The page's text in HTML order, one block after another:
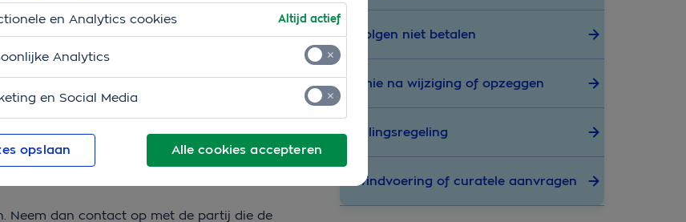
je bank eerst of je de aflossing
energie- en telecomleveranciers.
kunt betalen. Zodat we allebei geen risico
gebruiken we onze eigen klantgegevens en
dat ons hierbij helpt. Je hoort altijd of
Neem dan contact op met de partij die de
Gevolgen niet betalen
Premie na wijziging of opzeggen
Betalingsregeling
Bewindvoering of curatele aanvragen
Alle cookies accepteren
en Analytics cookies Altijd actief
Analytics
en Social Media
opslaan